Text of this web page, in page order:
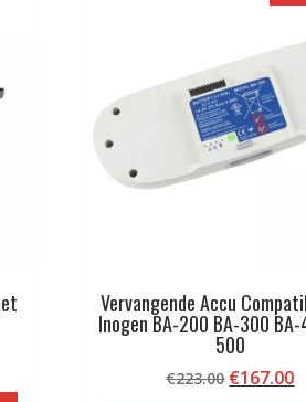
Vervangende Accu
Inogen BA-200 BA-300
500
€223.00 €167.00